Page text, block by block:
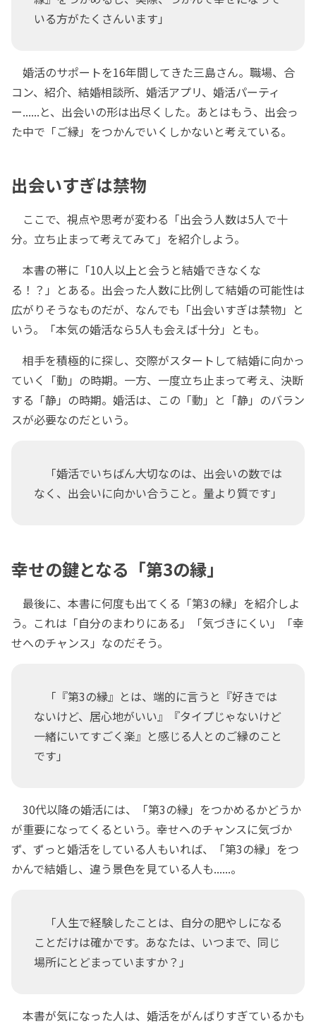
いる方がたくさんいます」
婚活のサポートを16年間してきた三島さん。職場、合
コン、紹介、結婚相談所、婚活アプリ、婚活パーティ
ー......と、出会いの形は出尽くした。あとはもう、出会っ
た中で「ご縁」をつかんでいくしかないと考えている。
出会いすぎは禁物
ここで、視点や思考が変わる「出会う人数は5人で十
分。立ち止まって考えてみて」を紹介しよう。
本書の帯に「10人以上と会うと結婚できなくな
る！？」とある。出会った人数に比例して結婚の可能性は
広がりそうなものだが、なんでも「出会いすぎは禁物」と
いう。「本気の婚活なら5人も会えば十分」とも。
相手を積極的に探し、交際がスタートして結婚に向かっ
ていく「動」の時期。一方、一度立ち止まって考え、決断
する「静」の時期。婚活は、この「動」と「静」のバラン
スが必要なのだという。
「婚活でいちばん大切なのは、出会いの数では
なく、出会いに向かい合うこと。量より質です」
幸せの鍵となる「第3の縁」
最後に、本書に何度も出てくる「第3の縁」を紹介しよ
う。これは「自分のまわりにある」「気づきにくい」「幸
せへのチャンス」なのだそう。
「『第3の縁』とは、端的に言うと『好きでは
ないけど、居心地がいい』『タイプじゃないけど
一緒にいてすごく楽』と感じる人とのご縁のこと
です」
30代以降の婚活には、「第3の縁」をつかめるかどうか
が重要になってくるという。幸せへのチャンスに気づか
ず、ずっと婚活をしている人もいれば、「第3の縁」をつ
かんで結婚し、違う景色を見ている人も......。
「人生で経験したことは、自分の肥やしになる
ことだけは確かです。あなたは、いつまで、同じ
場所にとどまっていますか？」
本書が気になった人は、婚活をがんばりすぎているかも